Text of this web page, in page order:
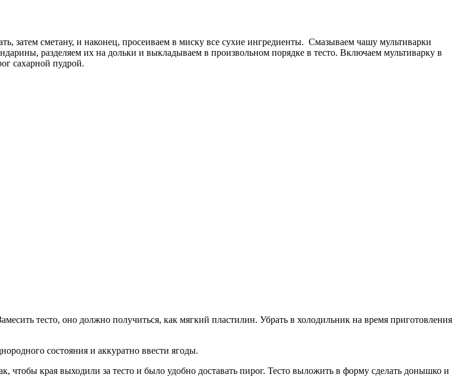
затем сметану, и наконец, просеиваем в миску все сухие ингредиенты. Смазываем чашу мультиварки
разделяем их на дольки и выкладываем в произвольном порядке в тесто. Включаем мультиварку в
сахарной пудрой.
тесто, оно должно получиться, как мягкий пластилин. Убрать в холодильник на время приготовления
состояния и аккуратно ввести ягоды.
чтобы края выходили за тесто и было удобно доставать пирог. Тесто выложить в форму сделать донышко и